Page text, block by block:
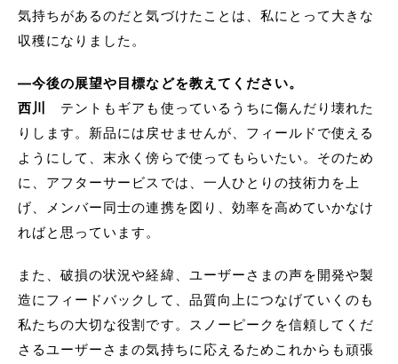
気持ちがあるのだと気づけたことは、私にとって大きな
収穫になりました。
―今後の展望や目標などを教えてください。
西川
テントもギアも使っているうちに傷んだり壊れた
りします。新品には戻せませんが、フィールドで使える
ようにして、末永く傍らで使ってもらいたい。そのため
に、アフターサービスでは、一人ひとりの技術力を上
げ、メンバー同士の連携を図り、効率を高めていかなけ
ればと思っています。
また、破損の状況や経緯、ユーザーさまの声を開発や製
造にフィードバックして、品質向上につなげていくのも
私たちの大切な役割です。スノーピークを信頼してくだ
さるユーザーさまの気持ちに応えるためこれからも頑張